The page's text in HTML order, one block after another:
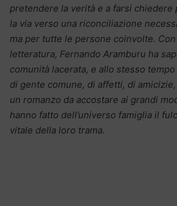
pretendere la verità e a farsi chiedere
la via verso una riconciliazione
ma per tutte le persone coinvolte.
letteratura, Fernando Aramburu ha
comunità lacerata, e allo stesso
di gente comune, di affetti, di
un romanzo da accostare ai grandi
hanno fatto dell’universo famiglia il
vitale della loro trama.